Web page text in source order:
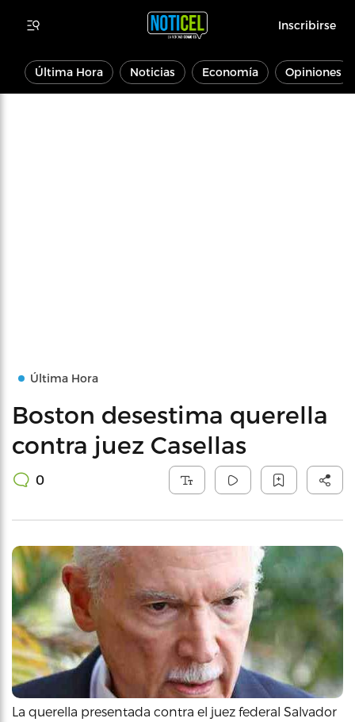
Inscribirse
Última Hora Noticias Economía Opiniones
Última Hora
Boston desestima querella
contra juez Casellas
0
La querella presentada contra el juez federal Salvador